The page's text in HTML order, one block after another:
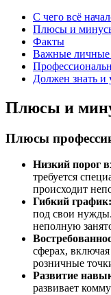
С чего всё
Плюсы и
Факты
Важные личные
Должен знать и
Плюсы и
Плюсы
Низкий порог
требуется
происходит
Гибкий график:
под свои
неполную
сферах,
розничные
Развитие
развивает